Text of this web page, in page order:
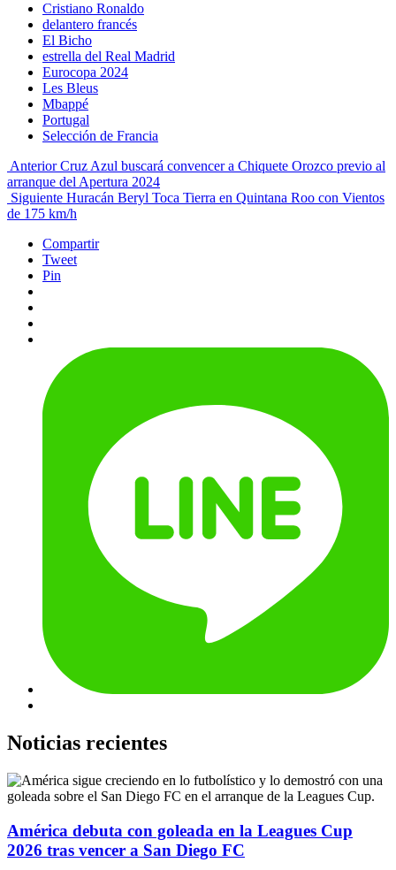
Cristiano Ronaldo
delantero francés
El Bicho
estrella del Real Madrid
Eurocopa 2024
Les Bleus
Mbappé
Portugal
Selección de Francia
Anterior Cruz Azul buscará convencer a Chiquete Orozco previo al
arranque del Apertura 2024
Siguiente Huracán Beryl Toca Tierra en Quintana Roo con Vientos
de 175 km/h
Compartir
Tweet
Pin
Noticias recientes
América debuta con goleada en la Leagues Cup
2026 tras vencer a San Diego FC